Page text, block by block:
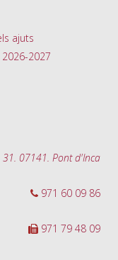
ajuts
2027
31. 07141. Pont d'Inca
971 60 09 86
971 79 48 09